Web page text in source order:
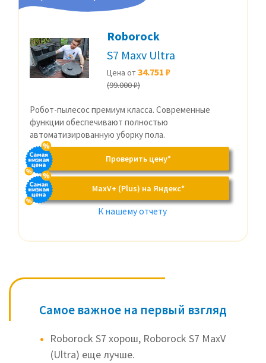
Roborock
S7 Maxv Ultra
Цена от34.751 ₽
(99.000 ₽)
Робот-пылесос премиум класса. Современные
функции обеспечивают полностью
автоматизированную уборку пола.
Проверить цену*
MaxV+ (Plus) на Яндекс*
К нашему отчету
Самое важное на первый взгляд
Roborock S7 хорош, Roborock S7 MaxV
(Ultra) еще лучше.